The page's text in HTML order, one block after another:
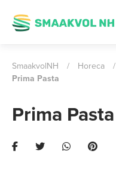
SmaakvolNH / Horeca /
Prima Pasta
Prima Pasta